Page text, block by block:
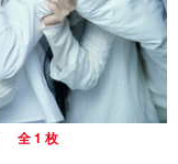
全 1 枚